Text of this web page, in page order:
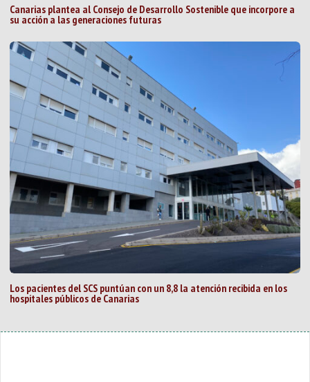
Canarias plantea al Consejo de Desarrollo Sostenible que incorpore a
su acción a las generaciones futuras
Los pacientes del SCS puntúan con un 8,8 la atención recibida en los
hospitales públicos de Canarias